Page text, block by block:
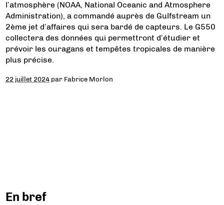
l’atmosphère (NOAA, National Oceanic and Atmosphere
Administration), a commandé auprès de Gulfstream un
2ème jet d’affaires qui sera bardé de capteurs. Le G550
collectera des données qui permettront d’étudier et
prévoir les ouragans et tempêtes tropicales de manière
plus précise.
22 juillet 2024 par Fabrice Morlon
En bref